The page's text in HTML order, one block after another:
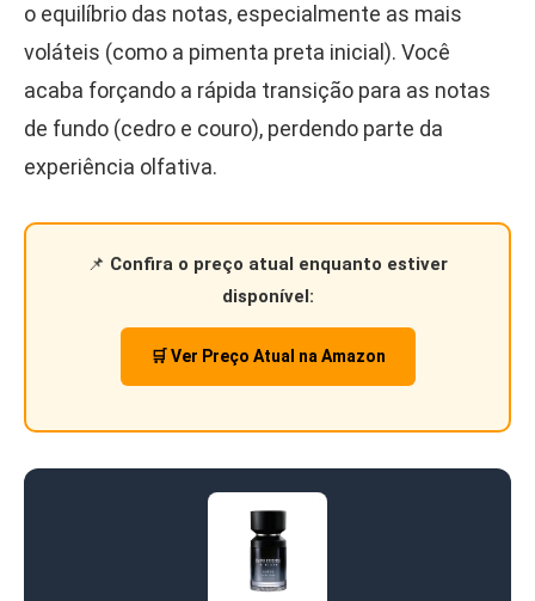
o equilíbrio das notas, especialmente as mais
voláteis (como a pimenta preta inicial). Você
acaba forçando a rápida transição para as notas
de fundo (cedro e couro), perdendo parte da
experiência olfativa.
📌 Confira o preço atual enquanto estiver
disponível:
🛒 Ver Preço Atual na Amazon